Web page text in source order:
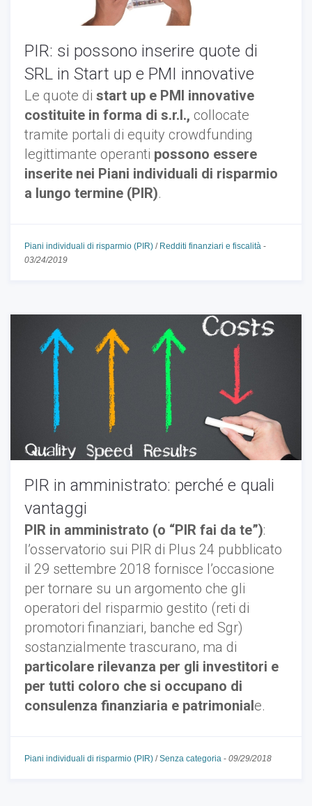
PIR: si possono inserire quote di
SRL in Start up e PMI innovative
Le quote di start up e PMI innovative
costituite in forma di s.r.l., collocate
tramite portali di equity crowdfunding
legittimante operanti possono essere
inserite nei Piani individuali di risparmio
a lungo termine (PIR).
Piani individuali di risparmio (PIR) / Redditi finanziari e fiscalità -
03/24/2019
PIR in amministrato: perché e quali
vantaggi
PIR in amministrato (o “PIR fai da te”):
l’osservatorio sui PIR di Plus 24 pubblicato
il 29 settembre 2018 fornisce l’occasione
per tornare su un argomento che gli
operatori del risparmio gestito (reti di
promotori finanziari, banche ed Sgr)
sostanzialmente trascurano, ma di
particolare rilevanza per gli investitori e
per tutti coloro che si occupano di
consulenza finanziaria e patrimoniale.
Piani individuali di risparmio (PIR) /Senza categoria - 09/29/2018